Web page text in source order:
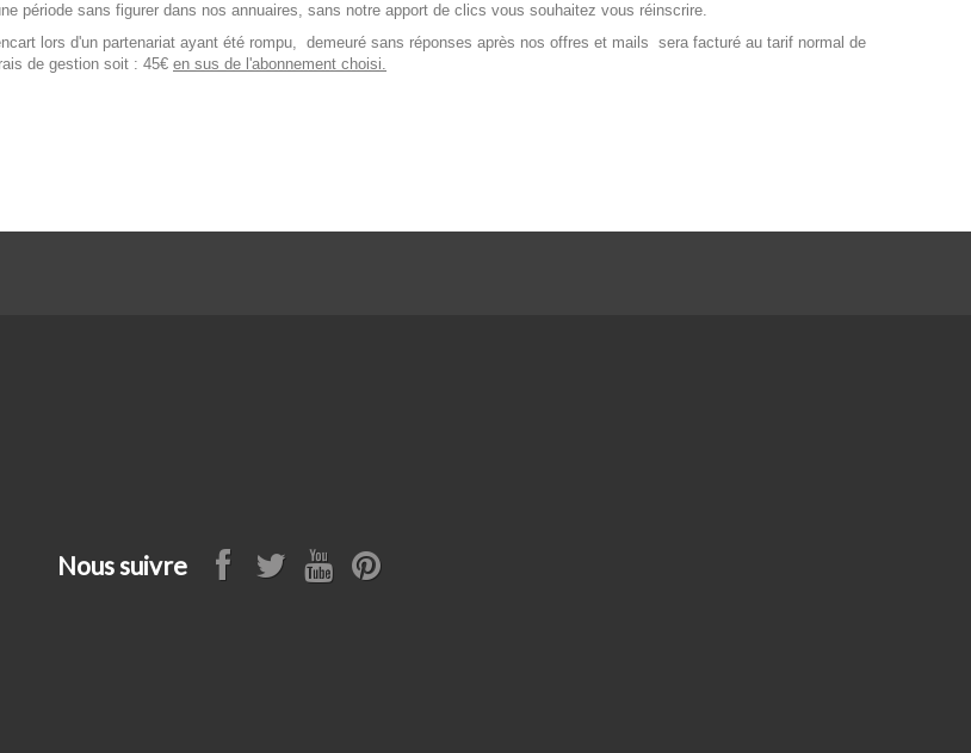
période sans figurer dans nos annuaires, sans notre apport de clics vous souhaitez vous réinscrire.
lors d'un partenariat ayant été rompu, demeuré sans réponses après nos offres et mails sera facturé au tarif normal de
de gestion soit : 45€ en sus de l'abonnement choisi.
Nous suivre